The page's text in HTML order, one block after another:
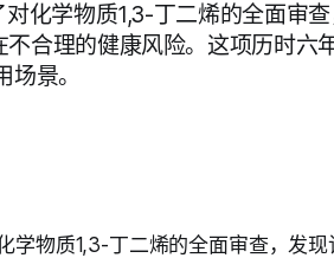
化学物质1,3-丁二烯的全面审
合理的健康风险。这项历时六
景。
学物质1,3-丁二烯的全面审查，发现